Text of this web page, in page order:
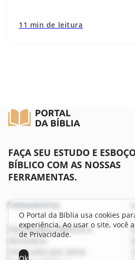
11 min de leitura
FAÇA SEU ESTUDO E
BÍBLICO COM AS NOSSAS
FERRAMENTAS.
FERRAMENTAS
Significados bíblicos e
dicionário
Versículos por tema
O Portal da Bíblia usa cookies
experiência. Ao usar o site, você
de Privacidade.